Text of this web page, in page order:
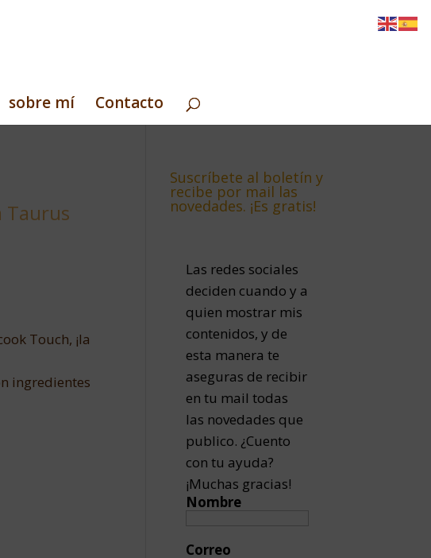
sobre mí Contacto
Taurus
Touch, ¡la
ingredientes
Suscríbete al boletín y
recibe por mail las
novedades. ¡Es gratis!
Las redes sociales
deciden cuando y a
quien mostrar mis
contenidos, y de
esta manera te
aseguras de recibir
en tu mail todas
las novedades que
publico. ¿Cuento
con tu ayuda?
¡Muchas gracias!
Nombre
Correo